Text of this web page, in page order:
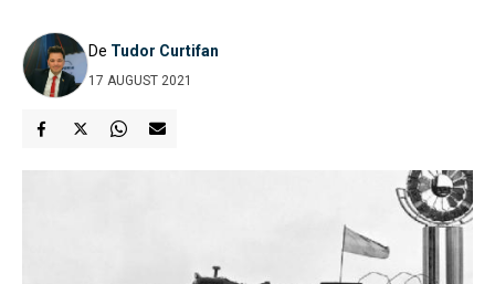
De Tudor Curtifan
17 AUGUST 2021